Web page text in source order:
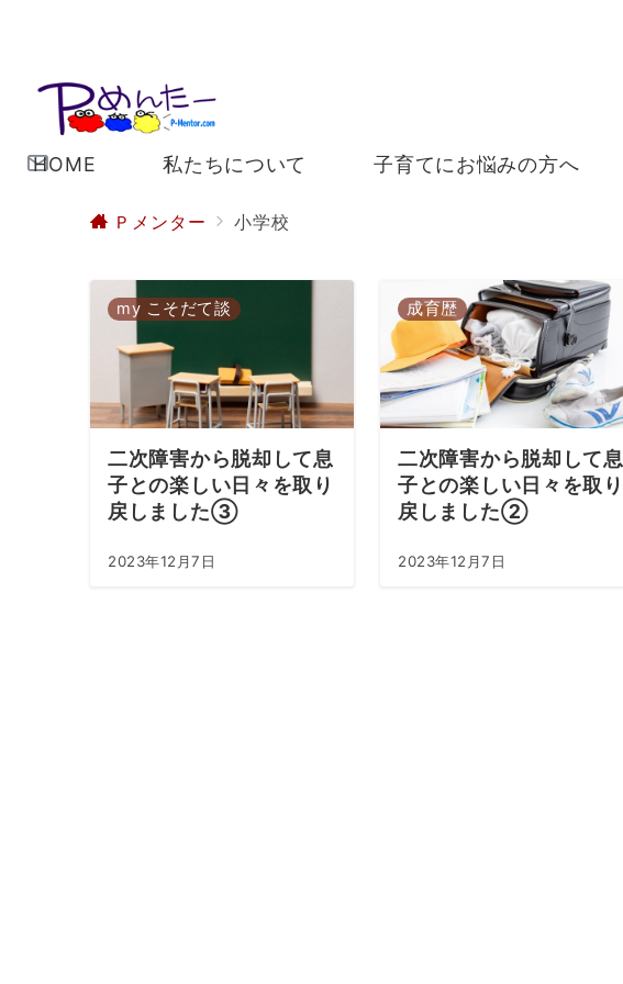
HOME 私たちについて 子育てにお悩みの方へ
Ｐメンター 小学校
my こそだて談
二次障害から脱却して息
子との楽しい日々を取り
戻しました③
2023年12月7日
成育歴
二次障害から脱却して息
子との楽しい日々を取り
戻しました②
2023年12月7日